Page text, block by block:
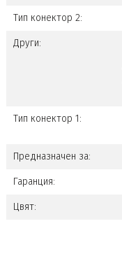
Тип конектор 2:
Други:
Тип конектор 1:
Предназначен за:
Гаранция:
Цвят: